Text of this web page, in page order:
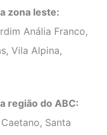
zona leste:
Anália Franco,
Vila Alpina,
região do ABC:
Santa